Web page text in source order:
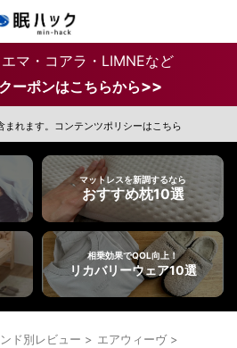
エマ・コアラ・LIMNEなど
ーポンはこちらから>>
まれます。コンテンツポリシーはこちら
マットレスを新調するなら
おすすめ枕10選
相乗効果でQOL向上！
リカバリーウェア10選
ド別レビュー > エアウィーヴ >